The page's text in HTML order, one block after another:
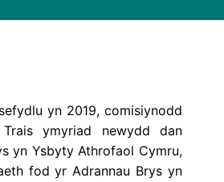
yn 2019, comisiynodd
ymyriad newydd dan
yn Ysbyty Athrofaol Cymru,
fod yr Adrannau Brys yn